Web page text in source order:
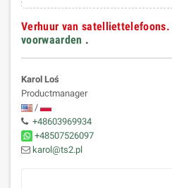
Verhuur van satelliettelefoons.
voorwaarden .
Karol Loś
Productmanager
/
+48603969934
+48507526097
karol@ts2.pl